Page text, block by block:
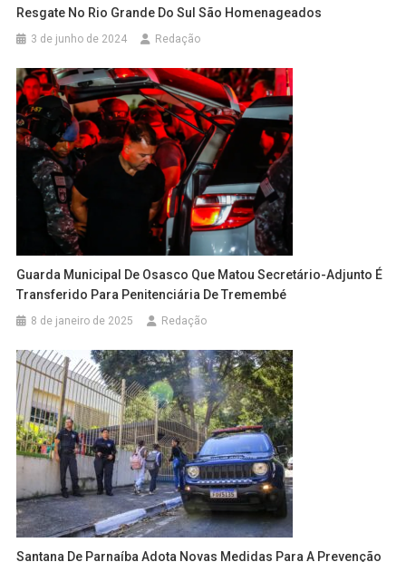
Resgate No Rio Grande Do Sul São Homenageados
3 de junho de 2024 Redação
Guarda Municipal De Osasco Que Matou Secretário-Adjunto É
Transferido Para Penitenciária De Tremembé
8 de janeiro de 2025 Redação
Santana De Parnaíba Adota Novas Medidas Para A Prevenção